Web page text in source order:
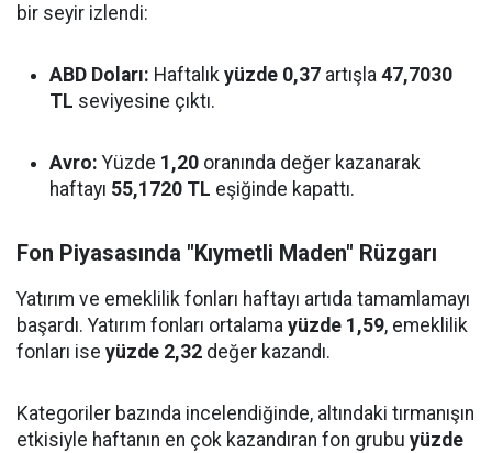
bir seyir izlendi:
ABD Doları: Haftalık yüzde 0,37 artışla 47,7030
TL seviyesine çıktı.
Avro: Yüzde 1,20 oranında değer kazanarak
haftayı 55,1720 TL eşiğinde kapattı.
Fon Piyasasında "Kıymetli Maden" Rüzgarı
Yatırım ve emeklilik fonları haftayı artıda tamamlamayı
başardı. Yatırım fonları ortalama yüzde 1,59, emeklilik
fonları ise yüzde 2,32 değer kazandı.
Kategoriler bazında incelendiğinde, altındaki tırmanışın
etkisiyle haftanın en çok kazandıran fon grubu yüzde